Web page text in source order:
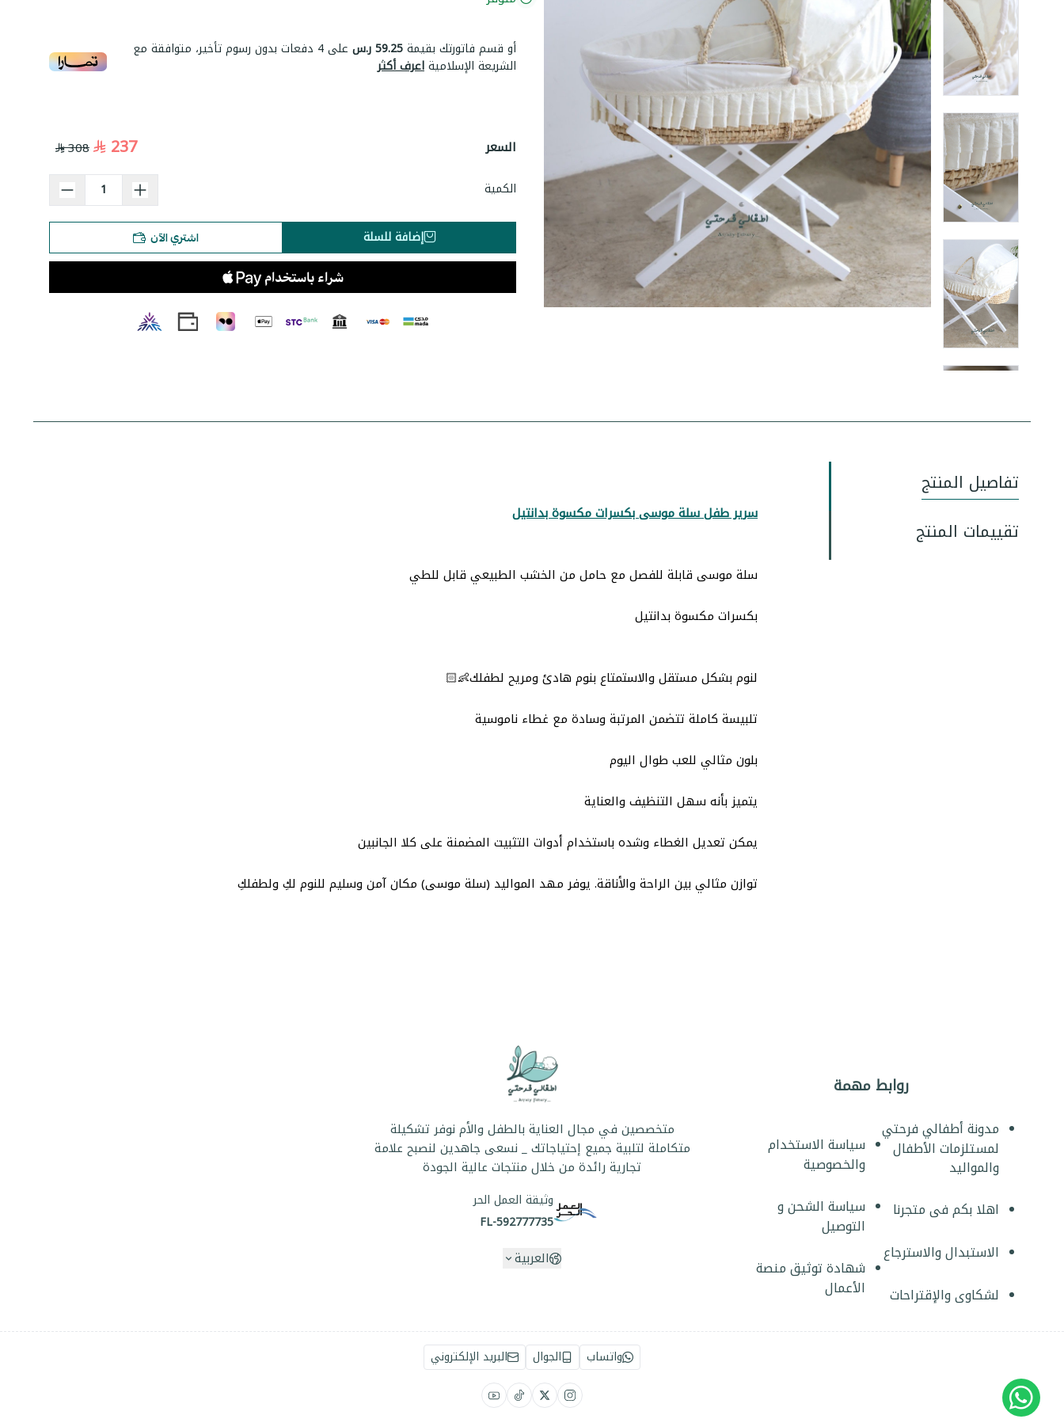
أو قسم فاتورتك بقيمة59.25 ر.س على4 دفعات بدون رسوم تأخير، متوافقة مع
الشريعة الإسلاميةاعرف أكثر
السعر 237
308
الكمية
إضافة للسلة اشتري الآن
تفاصيل المنتج
تقييمات المنتج
سرير طفل سلة موسى بكسرات مكسوة بدانتيل
سلة موسى قابلة للفصل مع حامل من الخشب الطبيعي قابل للطي
بكسرات مكسوة بدانتيل
لنوم بشكل مستقل والاستمتاع بنوم هادئ ومريح لطفلك👶🏻
تلبيسة كاملة تتضمن المرتبة وسادة مع غطاء ناموسية
بلون مثالي للعب طوال اليوم
يتميز بأنه سهل التنظيف والعناية
يمكن تعديل الغطاء وشده باستخدام أدوات التثبيت المضمنة على كلا الجانبين
توازن مثالي بين الراحة والأناقة. يوفر مهد المواليد (سلة موسى) مكان آمن وسليم للنوم لكِ ولطفلكِ
روابط مهمة
مدونة أطفالي فرحتي
لمستلزمات الأطفال
والمواليد
اهلا بكم فى متجرنا
الاستبدال والاسترجاع
لشكاوى والإقتراحات
سياسة الاستخدام
والخصوصية
سياسة الشحن و
التوصيل
شهادة توثيق منصة
الأعمال
متخصصين في مجال العناية بالطفل والأم نوفر تشكيلة
متكاملة لتلبية جميع إحتياجاتك _ نسعى جاهدين لنصبح علامة
تجارية رائدة من خلال منتجات عالية الجودة
وثيقة العمل الحر
FL-592777735
العربية
واتساب الجوال البريد الإلكتروني